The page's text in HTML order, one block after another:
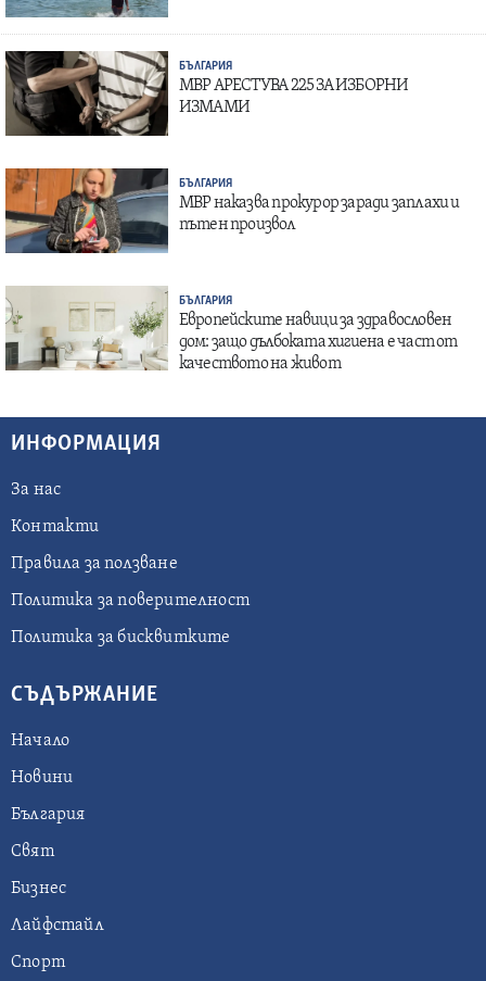
БЪЛГАРИЯ
МВР АРЕСТУВА 225 ЗА ИЗБОРНИ
ИЗМАМИ
БЪЛГАРИЯ
МВР наказва прокурор заради заплахи и
пътен произвол
БЪЛГАРИЯ
Европейските навици за здравословен
дом: защо дълбоката хигиена е част от
качеството на живот
ИНФОРМАЦИЯ
За нас
Контакти
Правила за ползване
Политика за поверителност
Политика за бисквитките
СЪДЪРЖАНИЕ
Начало
Новини
България
Свят
Бизнес
Лайфстайл
Спорт